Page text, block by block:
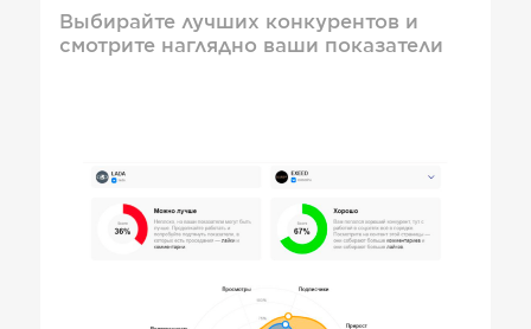
Выбирайте лучших конкурентов и
смотрите наглядно ваши показатели